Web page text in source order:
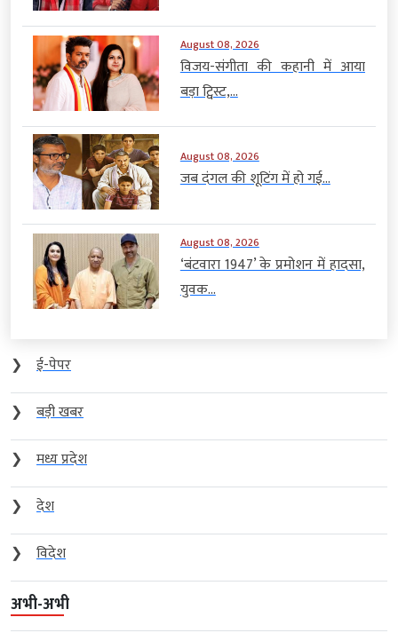
August 08, 2026
विजय-संगीता की कहानी में आया
बड़ा ट्विस्ट,...
August 08, 2026
जब दंगल की शूटिंग में हो गई...
August 08, 2026
‘बंटवारा 1947’ के प्रमोशन में हादसा,
युवक...
❯
ई-पेपर
❯
बड़ी खबर
❯
मध्य प्रदेश
❯
देश
❯
विदेश
अभी-अभी